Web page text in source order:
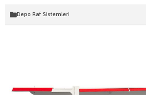
Depo Raf Sistemleri